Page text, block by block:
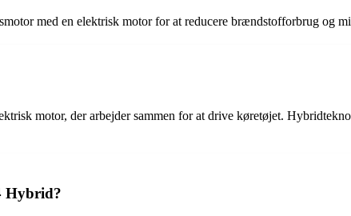
med en elektrisk motor for at reducere brændstofforbrug og
motor, der arbejder sammen for at drive køretøjet.
Hybrid?